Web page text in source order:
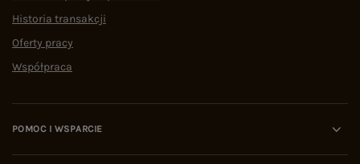
Historia transakcji
Oferty pracy
Współpraca
POMOC I WSPARCIE